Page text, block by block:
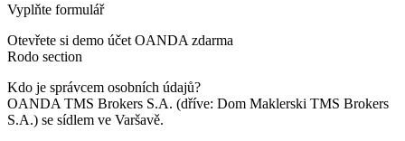
Vyplňte formulář
Otevřete si demo účet OANDA zdarma
Rodo section
Kdo je správcem osobních údajů?
OANDA TMS Brokers S.A. (dříve: Dom Maklerski TMS Brokers
S.A.) se sídlem ve Varšavě.